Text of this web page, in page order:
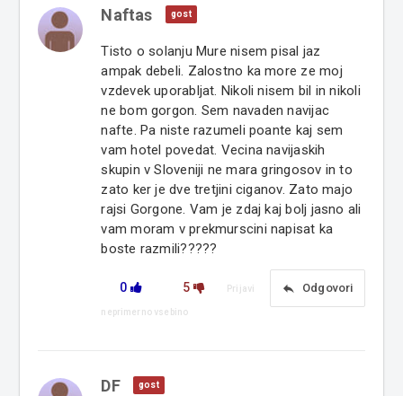
Naftas gost
Tisto o solanju Mure nisem pisal jaz
ampak debeli. Zalostno ka more ze moj
vzdevek uporabljat. Nikoli nisem bil in nikoli
ne bom gorgon. Sem navaden navijac
nafte. Pa niste razumeli poante kaj sem
vam hotel povedat. Vecina navijaskih
skupin v Sloveniji ne mara gringosov in to
zato ker je dve tretjini ciganov. Zato majo
rajsi Gorgone. Vam je zdaj kaj bolj jasno ali
vam moram v prekmurscini napisat ka
boste razmili?????
0 5 reply Odgovori
Prijavi
neprimerno vsebino
DF gost